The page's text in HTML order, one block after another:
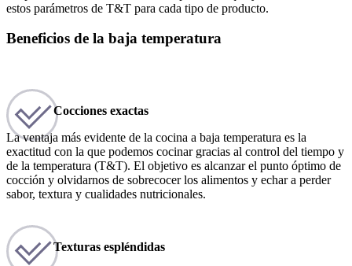
estos parámetros de T&T para cada tipo de producto.
Beneficios de la baja temperatura
Cocciones exactas
La ventaja más evidente de la cocina a baja temperatura es la
exactitud con la que podemos cocinar gracias al control del tiempo y
de la temperatura (T&T). El objetivo es alcanzar el punto óptimo de
cocción y olvidarnos de sobrecocer los alimentos y echar a perder
sabor, textura y cualidades nutricionales.
Texturas espléndidas